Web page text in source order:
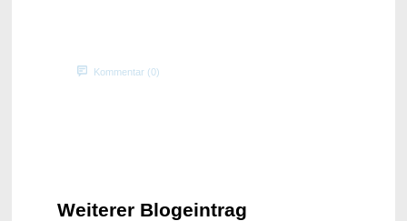
Kommentar (0)
Weiterer Blogeintrag